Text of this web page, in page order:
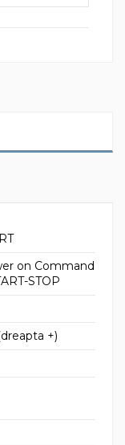
on Command
STOP
+)